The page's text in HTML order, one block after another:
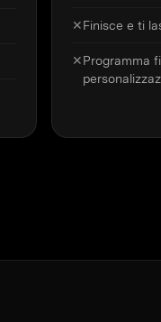
✕Finisce e ti
✕Programma